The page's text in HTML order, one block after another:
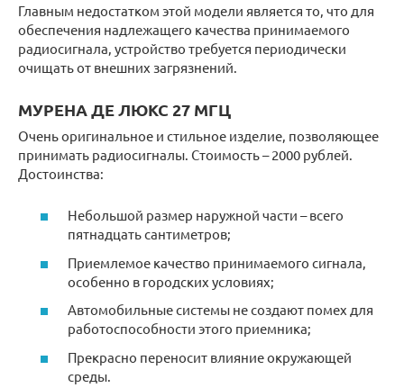
Главным недостатком этой модели является то, что для
обеспечения надлежащего качества принимаемого
радиосигнала, устройство требуется периодически
очищать от внешних загрязнений.
МУРЕНА ДЕ ЛЮКС 27 МГЦ
Очень оригинальное и стильное изделие, позволяющее
принимать радиосигналы. Стоимость – 2000 рублей.
Достоинства:
Небольшой размер наружной части – всего
пятнадцать сантиметров;
Приемлемое качество принимаемого сигнала,
особенно в городских условиях;
Автомобильные системы не создают помех для
работоспособности этого приемника;
Прекрасно переносит влияние окружающей
среды.